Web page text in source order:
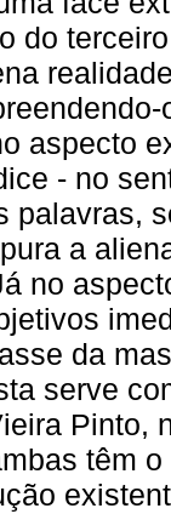
do
aspecto
- no
palavras,
a
no
da
serve
Pinto,
têm